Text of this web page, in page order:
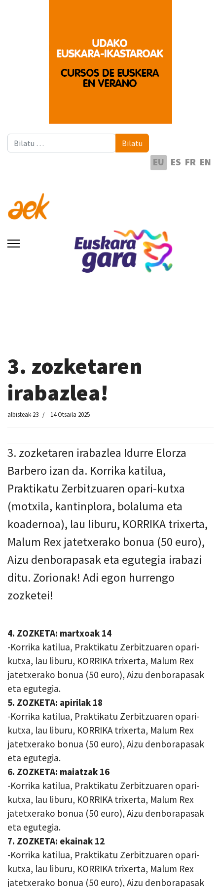
Bilatu Bilatu
EU ES FR EN
3. zozketaren
irabazlea!
albisteak-23 14 Otsaila 2025
3. zozketaren irabazlea Idurre Elorza
Barbero izan da. Korrika katilua,
Praktikatu Zerbitzuaren opari-kutxa
(motxila, kantinplora, bolaluma eta
koadernoa), lau liburu, KORRIKA trixerta,
Malum Rex jatetxerako bonua (50 euro),
Aizu denborapasak eta egutegia irabazi
ditu. Zorionak! Adi egon hurrengo
zozketei!
4. ZOZKETA: martxoak 14
-Korrika katilua, Praktikatu Zerbitzuaren opari-
kutxa, lau liburu, KORRIKA trixerta, Malum Rex
jatetxerako bonua (50 euro), Aizu denborapasak
eta egutegia.
5. ZOZKETA: apirilak 18
-Korrika katilua, Praktikatu Zerbitzuaren opari-
kutxa, lau liburu, KORRIKA trixerta, Malum Rex
jatetxerako bonua (50 euro), Aizu denborapasak
eta egutegia.
6. ZOZKETA: maiatzak 16
-Korrika katilua, Praktikatu Zerbitzuaren opari-
kutxa, lau liburu, KORRIKA trixerta, Malum Rex
jatetxerako bonua (50 euro), Aizu denborapasak
eta egutegia.
7. ZOZKETA: ekainak 12
-Korrika katilua, Praktikatu Zerbitzuaren opari-
kutxa, lau liburu, KORRIKA trixerta, Malum Rex
jatetxerako bonua (50 euro), Aizu denborapasak